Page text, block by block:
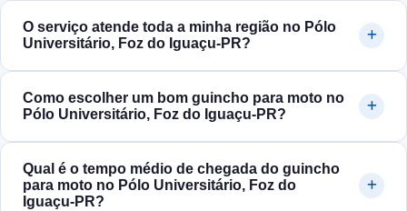
O serviço atende toda a minha região no Pólo
Universitário, Foz do Iguaçu‑PR?
Como escolher um bom guincho para moto no
Pólo Universitário, Foz do Iguaçu‑PR?
Qual é o tempo médio de chegada do guincho
para moto no Pólo Universitário, Foz do
Iguaçu‑PR?